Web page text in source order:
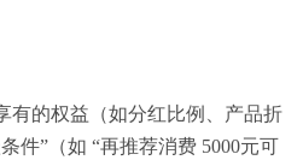
有的权益（如分红比例、产品折
件”（如 “再推荐消费 5000元可